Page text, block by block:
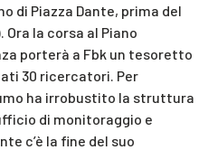
di Piazza Dante, prima del
Ora la corsa al Piano
porterà a Fbk un tesoretto
30 ricercatori. Per
ha irrobustito la struttura
di monitoraggio e
c’è la fine del suo